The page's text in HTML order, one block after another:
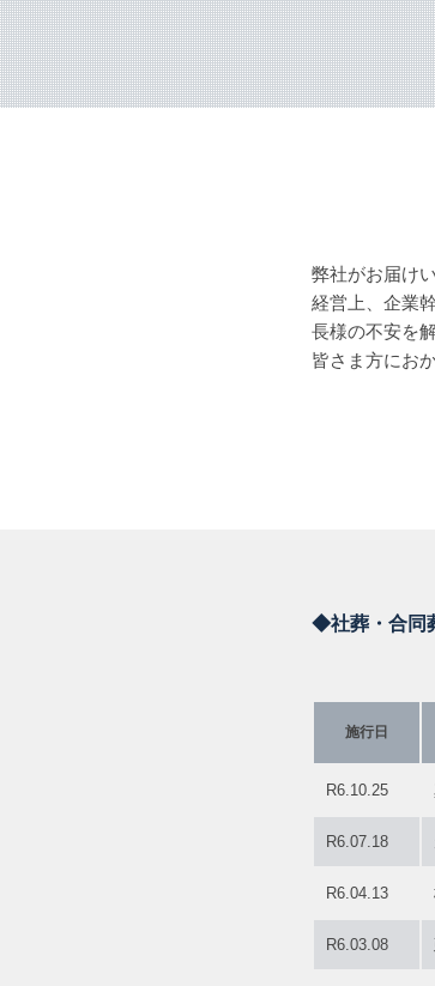
弊社がお届け
経営上、企業
長様の不安を
皆さま方にお
◆社葬・合同
施行日
R6.10.25
R6.07.18
R6.04.13
R6.03.08